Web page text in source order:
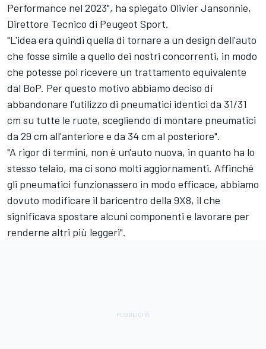
Performance nel 2023", ha spiegato Olivier Jansonnie,
Direttore Tecnico di Peugeot Sport.
"L'idea era quindi quella di tornare a un design dell'auto
che fosse simile a quello dei nostri concorrenti, in modo
che potesse poi ricevere un trattamento equivalente
dal BoP. Per questo motivo abbiamo deciso di
abbandonare l'utilizzo di pneumatici identici da 31/31
cm su tutte le ruote, scegliendo di montare pneumatici
da 29 cm all'anteriore e da 34 cm al posteriore".
"A rigor di termini, non è un'auto nuova, in quanto ha lo
stesso telaio, ma ci sono molti aggiornamenti. Affinché
gli pneumatici funzionassero in modo efficace, abbiamo
dovuto modificare il baricentro della 9X8, il che
significava spostare alcuni componenti e lavorare per
renderne altri più leggeri".